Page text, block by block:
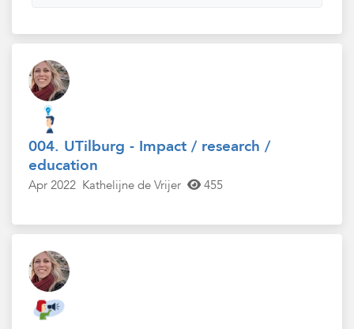
004. UTilburg - Impact / research /
education
Apr 2022 Kathelijne de Vrijer 455